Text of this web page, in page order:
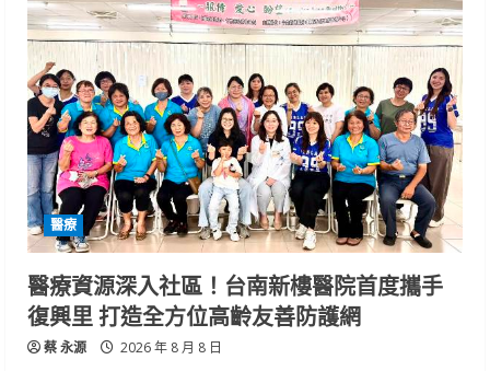
醫療
醫療資源深入社區！台南新樓醫院首度攜手
復興里 打造全方位高齡友善防護網
蔡 永源 2026 年 8 月 8 日